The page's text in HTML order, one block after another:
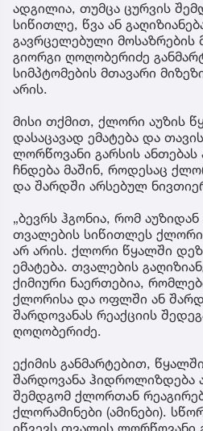
ადგილია, თუმცა ცურვის
სიწითლე, წვა ან
გავრცელებული მოსაზრების
გიორგი ღოღობერიძე
სიმპტომების მთავარი
არის.
მისი თქმით, ქლორი აუზის
დასაცავად ემატება და
ლორწოვანი გარსის
ჩნდება მაშინ, როდესაც
და შარდში არსებულ
„ბევრს ჰგონია, რომ
თვალების სიწითლეს ქლორი
არ არის. ქლორი წყალში
ემატება. თვალების
ქიმიური ნაერთებია,
ქლორისა და ოფლში ან
შარდოვანას რეაქციის
ღოღობერიძე.
ექიმის განმარტებით,
შარდოვანა ჰიდროლიზდება
შემდგომ ქლორთან
ქლორამინები (ამინები).